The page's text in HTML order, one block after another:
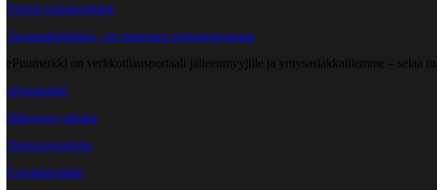
Yleiset toimitusehdot
Tavarantoimittaja - tee kuorman purkuajanvaraus
ePuumerkki on verkkotilausportaali jälleenmyyjille ja yritysasiakkaillemme – selaa
ePuumerkki
Jälleenmyyjähaku
Tietosuojaseloste
Evästekäytäntö